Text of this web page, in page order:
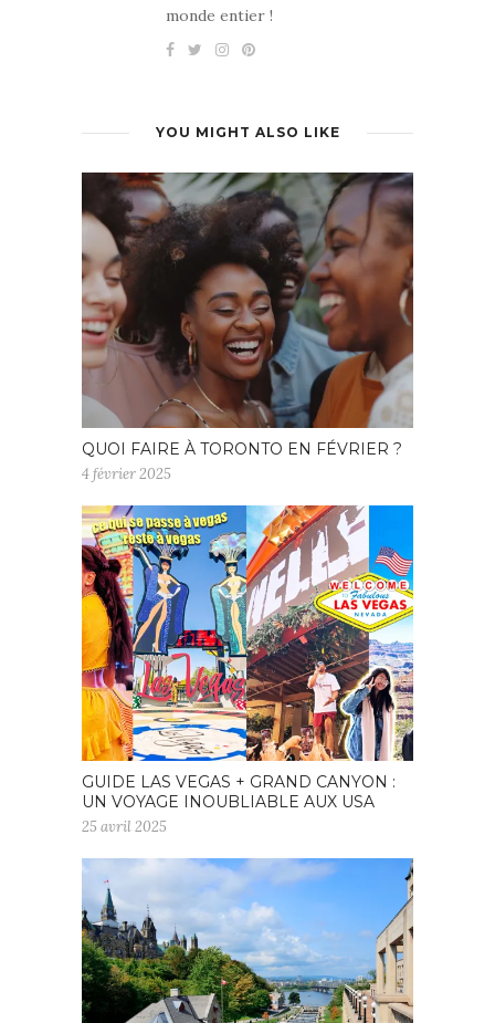
monde entier !
YOU MIGHT ALSO LIKE
QUOI FAIRE À TORONTO EN FÉVRIER ?
4 février 2025
GUIDE LAS VEGAS + GRAND CANYON :
UN VOYAGE INOUBLIABLE AUX USA
25 avril 2025